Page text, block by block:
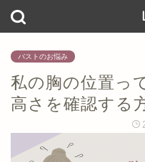
バストのお悩み
私の胸の位置っ
高さを確認する